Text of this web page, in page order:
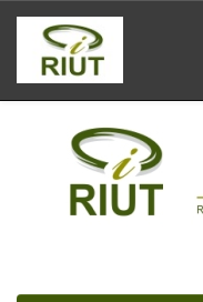
Skip
navigation